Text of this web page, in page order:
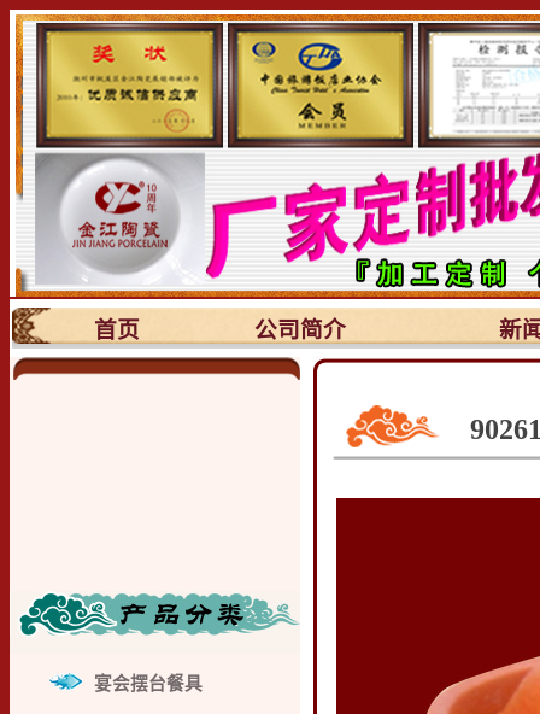
首页 公司简介 新
宴会摆台餐具